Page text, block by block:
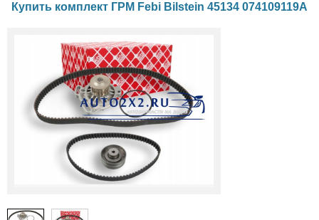
Купить комплект ГРМ Febi Bilstein 45134 074109119A